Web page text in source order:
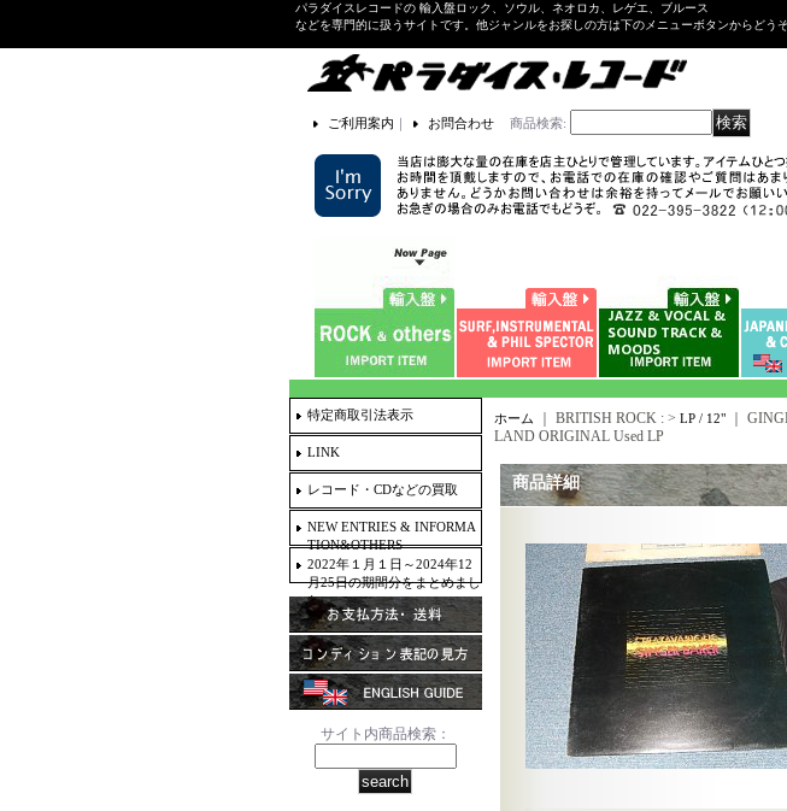
パラダイスレコードの 輸入盤ロック、ソウル、ネオロカ、レゲエ、ブルース
などを専門的に扱うサイトです。他ジャンルをお探しの方は下のメニューボタンからどうぞ
ご利用案内 ｜ お問合わせ 商品検索:
特定商取引法表示
LINK
レコード・CDなどの買取
NEW ENTRIES & INFORMA
TION&OTHERS
2022年１月１日～2024年12
月25日の期間分をまとめまし
た。
サイト内商品検索：
ホーム ｜ BRITISH ROCK : > LP / 12"｜
LAND ORIGINAL Used LP
商品詳細